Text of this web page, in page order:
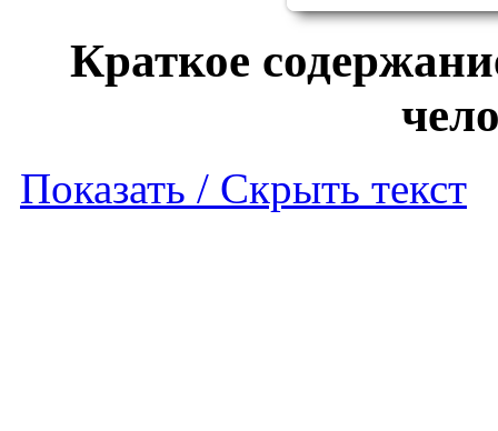
Краткое
Показать / Скрыть текст